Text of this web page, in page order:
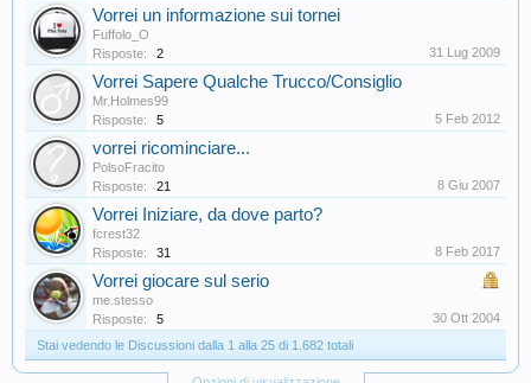
Vorrei un informazione sui tornei
Fuffolo_O
Risposte:
2 31 Lug 2009
Vorrei Sapere Qualche Trucco/Consiglio
Mr.Holmes99
Risposte:
5 5 Feb 2012
vorrei ricominciare...
PolsoFracito
Risposte:
21 8 Giu 2007
Vorrei Iniziare, da dove parto?
fcrest32
Risposte:
31 8 Feb 2017
Vorrei giocare sul serio
me.stesso
Risposte:
5
30 Ott 2004
Stai vedendo le Discussioni dalla 1 alla 25 di 1.682 totali